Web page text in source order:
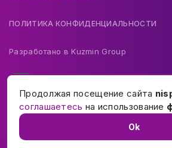
ПОЛИТИКА КОНФИДЕНЦИАЛЬНОСТИ
Разработано вKuzmin Group
Продолжая посещение сайта
соглашаетесь на использование
Ok